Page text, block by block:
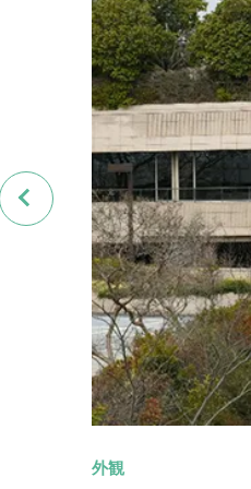
Previous
外観
駐車場
屋外駐車場
看板